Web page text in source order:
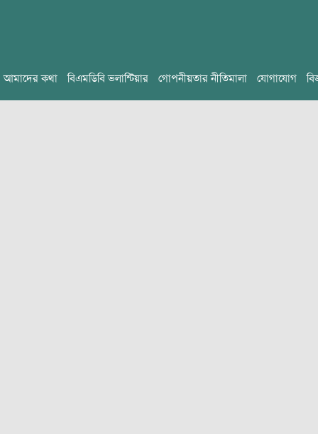
আমাদের কথা বিএমডিবি ভলান্টিয়ার গোপনীয়তার নীতিমালা যোগাযোগ